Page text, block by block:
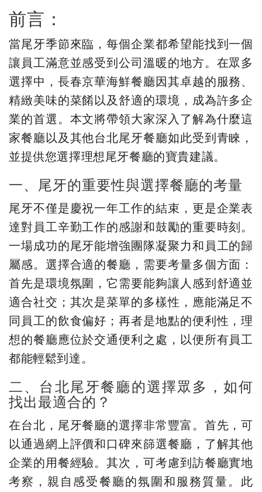
前言：
當尾牙季節來臨，每個企業都希望能找到一個
讓員工滿意並感受到公司溫暖的地方。在眾多
選擇中，長春京華海鮮餐廳因其卓越的服務、
精緻美味的菜餚以及舒適的環境，成為許多企
業的首選。本文將帶領大家深入了解為什麼這
家餐廳以及其他台北尾牙餐廳如此受到青睞，
並提供您選擇理想尾牙餐廳的寶貴建議。
一、尾牙的重要性與選擇餐廳的考量
尾牙不僅是慶祝一年工作的結束，更是企業表
達對員工辛勤工作的感謝和鼓勵的重要時刻。
一場成功的尾牙能增強團隊凝聚力和員工的歸
屬感。選擇合適的餐廳，需要考量多個方面：
首先是環境氛圍，它需要能夠讓人感到舒適並
適合社交；其次是菜單的多樣性，應能滿足不
同員工的飲食偏好；再者是地點的便利性，理
想的餐廳應位於交通便利之處，以便所有員工
都能輕鬆到達。
二、台北尾牙餐廳的選擇眾多，如何
找出最適合的？
在台北，尾牙餐廳的選擇非常豐富。首先，可
以通過網上評價和口碑來篩選餐廳，了解其他
企業的用餐經驗。其次，可考慮到訪餐廳實地
考察，親自感受餐廳的氛圍和服務質量。此